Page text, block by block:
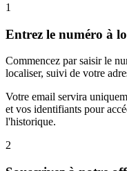
1
Entrez le numéro à
Commencez par saisir le
localiser, suivi de votre
Votre email servira
et vos identifiants pour
l'historique.
2